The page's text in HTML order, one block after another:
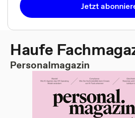
Jetzt
Haufe
Personalmagazin